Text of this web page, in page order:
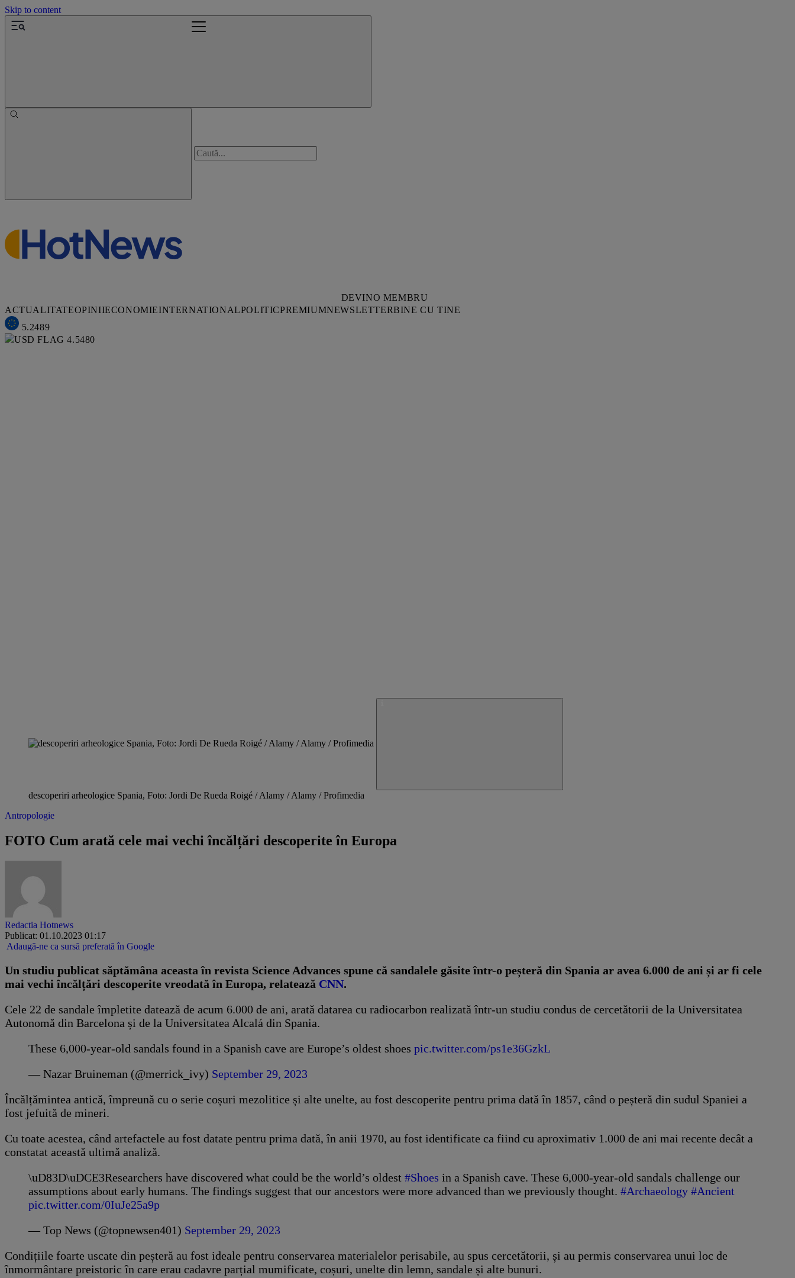
Skip to content
DEVINO MEMBRU
ACTUALITATEOPINIIECONOMIEINTERNATIONALPOLITICPREMIUMNEWSLETTERBINE CU TINE
5.2489
4.5480
descoperiri arheologice Spania, Foto: Jordi De Rueda Roigé / Alamy / Alamy / Profimedia
Antropologie
FOTO Cum arată cele mai vechi încălțări descoperite în Europa
Redactia Hotnews
Publicat: 01.10.2023 01:17
Adaugă-ne ca sursă preferată în Google
Un studiu publicat săptămâna aceasta în revista Science Advances spune că sandalele găsite într-o peșteră din Spania ar avea 6.000 de ani și ar fi cele
mai vechi încălțări descoperite vreodată în Europa, relatează CNN.
Cele 22 de sandale împletite datează de acum 6.000 de ani, arată datarea cu radiocarbon realizată într-un studiu condus de cercetătorii de la Universitatea
Autonomă din Barcelona și de la Universitatea Alcalá din Spania.
These 6,000-year-old sandals found in a Spanish cave are Europe’s oldest shoes pic.twitter.com/ps1e36GzkL
— Nazar Bruineman (@merrick_ivy) September 29, 2023
Încălțămintea antică, împreună cu o serie coșuri mezolitice și alte unelte, au fost descoperite pentru prima dată în 1857, când o peșteră din sudul Spaniei a
fost jefuită de mineri.
Cu toate acestea, când artefactele au fost datate pentru prima dată, în anii 1970, au fost identificate ca fiind cu aproximativ 1.000 de ani mai recente decât a
constatat această ultimă analiză.
\uD83D\uDCE3Researchers have discovered what could be the world’s oldest #Shoes in a Spanish cave. These 6,000-year-old sandals challenge our
assumptions about early humans. The findings suggest that our ancestors were more advanced than we previously thought. #Archaeology #Ancient
pic.twitter.com/0IuJe25a9p
— Top News (@topnewsen401) September 29, 2023
Condițiile foarte uscate din peșteră au fost ideale pentru conservarea materialelor perisabile, au spus cercetătorii, și au permis conservarea unui loc de
înmormântare preistoric în care erau cadavre parțial mumificate, coșuri, unelte din lemn, sandale și alte bunuri.